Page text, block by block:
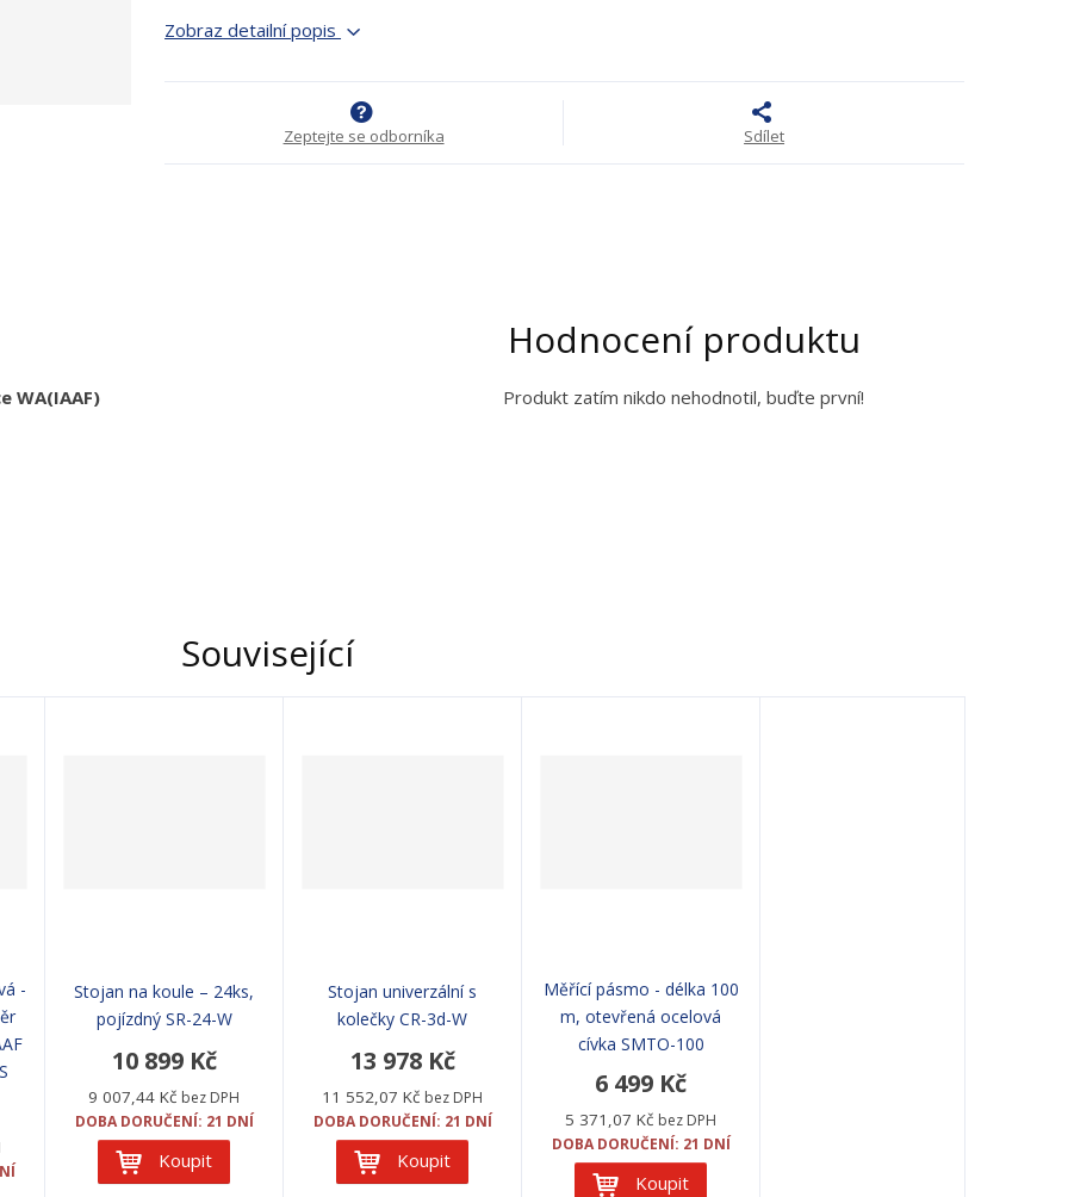
Zobraz detailní popis
Zeptejte se odborníka Sdílet
WA(IAAF)
Hodnocení produktu
Produkt zatím nikdo nehodnotil, buďte první!
Související
-
Stojan na koule – 24ks,
pojízdný SR-24-W
10 899 Kč
9 007,44 Kč bez DPH
DOBA DORUČENÍ: 21 DNÍ
Koupit
Stojan univerzální s
kolečky CR-3d-W
13 978 Kč
11 552,07 Kč bez DPH
DOBA DORUČENÍ: 21 DNÍ
Koupit
Měřící pásmo - délka 100
m, otevřená ocelová
cívka SMTO-100
6 499 Kč
5 371,07 Kč bez DPH
DOBA DORUČENÍ: 21 DNÍ
Koupit